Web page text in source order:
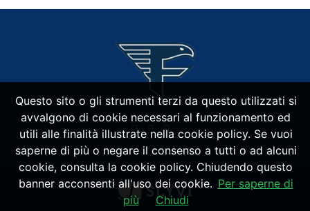
Questo sito o gli strumenti terzi da questo utilizzati si
avvalgono di cookie necessari al funzionamento ed
utili alle finalità illustrate nella cookie policy. Se vuoi
saperne di più o negare il consenso a tutti o ad alcuni
cookie, consulta la cookie policy. Chiudendo questo
banner acconsenti all'uso dei cookie. Per saperne di
più
Chiudi